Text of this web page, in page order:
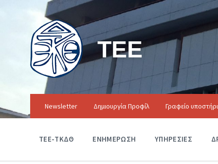
ΤΕΕ
Newsletter Δημιουργία Προφίλ Γραφείο
ΤΕΕ-ΤΚΔΘ ΕΝΗΜΕΡΩΣΗ ΥΠΗΡΕΣΙΕΣ